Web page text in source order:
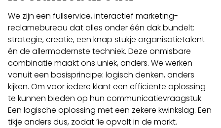
We zijn een fullservice, interactief marketing-
reclamebureau dat alles onder één dak bundelt:
strategie, creatie, een knap stukje organisatietalent
én de allermodernste techniek. Deze onmisbare
combinatie maakt ons uniek, anders. We werken
vanuit een basisprincipe: logisch denken, anders
kijken. Om voor iedere klant een efficiënte oplossing
te kunnen bieden op hun communicatievraagstuk.
Een logische oplossing met een zekere kwinkslag. Een
tikje anders dus, zodat ’ie opvalt in de markt.